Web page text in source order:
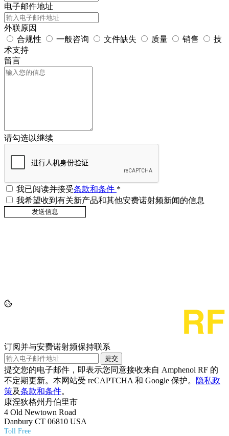
电子邮件地址
外联原因
合规性
一般咨询 文件缺失 质量 销售
技
术支持
留言
请勾选以继续
我已阅读并接受条款和条件 *
我希望收到有关新产品和其他安费诺射频新闻的信息
订阅并与安费诺射频保持联系
提交
提交您的电子邮件，即表示您同意接收来自 Amphenol RF 的
不定期更新。本网站受 reCAPTCHA 和 Google 保护。
隐私政
策及条款和条件。
康涅狄格州丹伯里市
4 Old Newtown Road
Danbury CT 06810 USA
Toll Free